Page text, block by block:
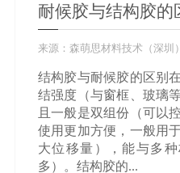
耐候胶与结构胶的
来源： 森萌思材料技术（深圳
结构胶与耐候胶的区别
结强度（与窗框、玻璃
且一般是双组份（可以
使用更加方便，一般用
大位移量），能与多
多）。结构胶的...